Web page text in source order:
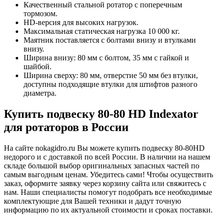
Качественный стальной ротатор с поперечным
тормозом.
HD-версия для высоких нагрузок.
Максимальная статическая нагрузка 10 000 кг.
Маятник поставляется с болтами внизу и втулками
внизу.
Ширина внизу: 80 мм с болтом, 35 ​​мм с гайкой и
шайбой.
Ширина сверху: 80 мм, отверстие 50 мм без втулки,
доступны подходящие втулки для штифтов разного
диаметра.
Купить подвеску 80-80 HD Indexator
для ротаторов в России
На сайте nokagidro.ru Вы можете купить подвеску 80-80HD
недорого и с доставкой по всей России. В наличии на нашем
складе большой выбор оригинальных запасных частей по
самым выгодным ценам. Убедитесь сами! Чтобы осуществить
заказ, оформите заявку через корзину сайта или свяжитесь с
нам. Наши специалисты помогут подобрать все необходимые
комплектующие для Вашей техники и дадут точную
информацию по их актуальной стоимости и сроках поставки.